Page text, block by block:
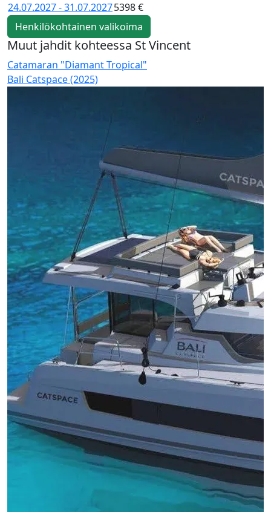
24.07.2027 - 31.07.20275398 €
Henkilökohtainen valikoima
Muut jahdit kohteessa St Vincent
Catamaran "Diamant Tropical"
Bali Catspace (2025)